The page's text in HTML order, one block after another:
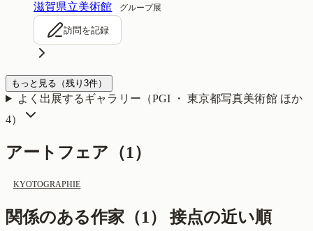
滋賀県立美術館
グループ展
訪問を記録
もっと見る （残り 3件）
よく出展するギャラリー（PGI ・ 東京都写真美術館ほか
4）
アートフェア（1）
KYOTOGRAPHIE
関係のある作家（1） 接点の近い順